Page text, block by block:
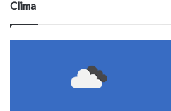
Clima